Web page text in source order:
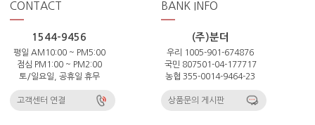
CONTACT
1544-9456
평일 AM10:00 ~ PM5:00
점심 PM1:00 ~ PM2:00
토/일요일, 공휴일 휴무
고객센터 연결
BANK INFO
(주)분더
우리 1005-901-674876
국민 807501-04-177717
농협 355-0014-9464-23
상품문의 게시판